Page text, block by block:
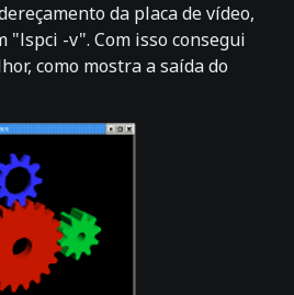
da placa de vídeo,
"lspci -v". Com isso consegui
como mostra a saída do